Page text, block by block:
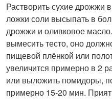
Растворить сухие дрожжи
ложки соли высыпать в
дрожжи и оливковое
вымесить тесто, оно
пищевой плёнкой или
увеличится примерно в 2
или выложить помидоры,
примерно 15-20 мин.